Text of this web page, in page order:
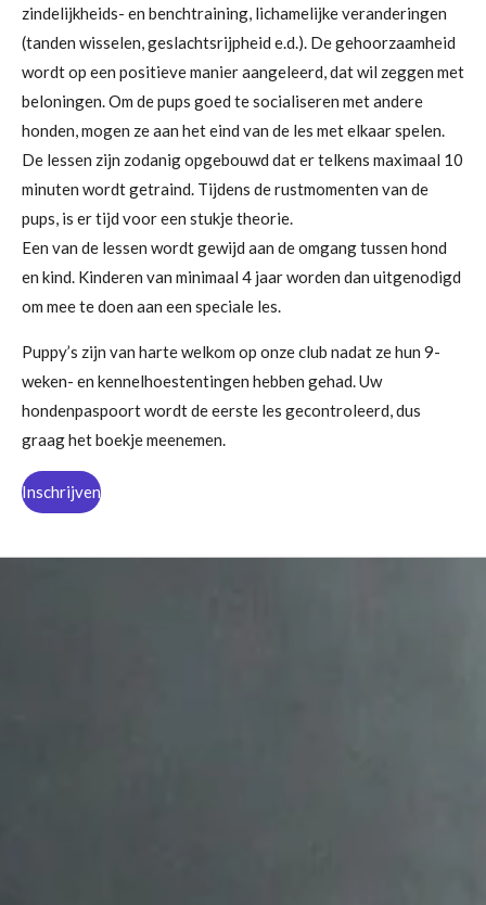
zindelijkheids- en benchtraining, lichamelijke veranderingen
(tanden wisselen, geslachtsrijpheid e.d.). De gehoorzaamheid
wordt op een positieve manier aangeleerd, dat wil zeggen met
beloningen. Om de pups goed te socialiseren met andere
honden, mogen ze aan het eind van de les met elkaar spelen.
De lessen zijn zodanig opgebouwd dat er telkens maximaal 10
minuten wordt getraind. Tijdens de rustmomenten van de
pups, is er tijd voor een stukje theorie.
Een van de lessen wordt gewijd aan de omgang tussen hond
en kind. Kinderen van minimaal 4 jaar worden dan uitgenodigd
om mee te doen aan een speciale les.
Puppy’s zijn van harte welkom op onze club nadat ze hun 9-
weken- en kennelhoestentingen hebben gehad. Uw
hondenpaspoort wordt de eerste les gecontroleerd, dus
graag het boekje meenemen.
Inschrijven